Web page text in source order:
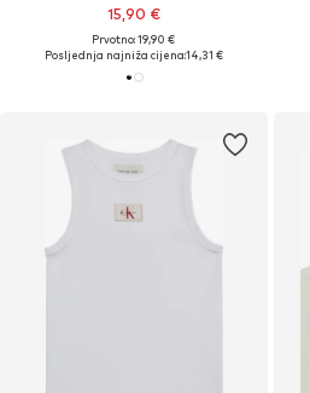
15,90 €
Prvotno: 19,90 €
Posljednja najniža cijena:14,31 €